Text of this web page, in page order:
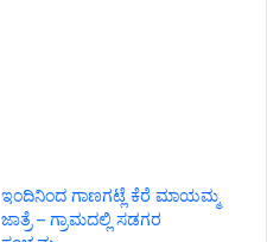
ಇಂದಿನಿಂದ ಗಾಣಗಟ್ಲೆ ಕೆರೆ ಮಾಯಮ್ಮ
ಜಾತ್ರೆ – ಗ್ರಾಮದಲ್ಲಿ ಸಡಗರ